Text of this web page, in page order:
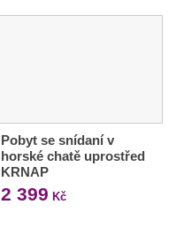
Pobyt se snídaní v
horské chatě uprostřed
KRNAP
2 399 Kč